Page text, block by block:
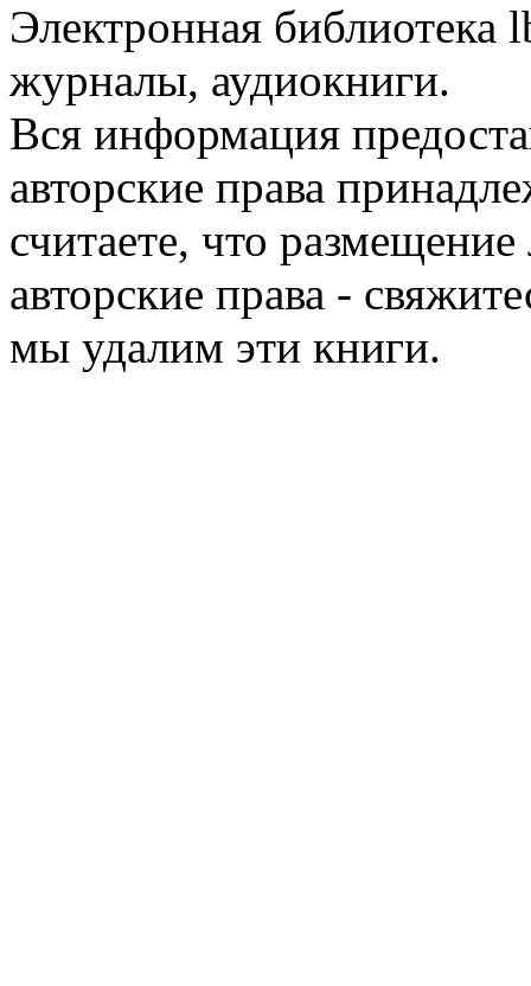
Электронная библиотека
журналы, аудиокниги.
Вся информация
авторские права
считаете, что
авторские права -
мы удалим эти книги.